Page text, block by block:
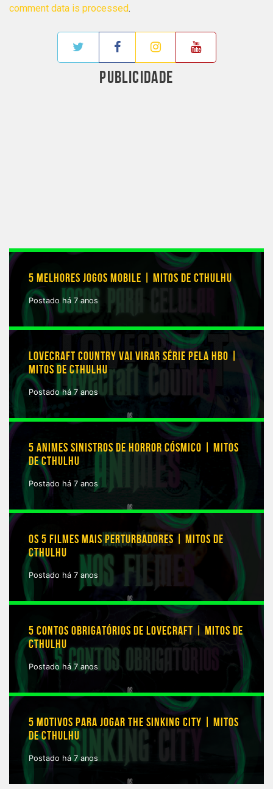
comment data is processed.
PUBLICIDADE
5 MELHORES JOGOS MOBILE | MITOS DE CTHULHU
Postado há 7 anos
LOVECRAFT COUNTRY VAI VIRAR SÉRIE PELA HBO |
MITOS DE CTHULHU
Postado há 7 anos
5 ANIMES SINISTROS DE HORROR CÓSMICO | MITOS
DE CTHULHU
Postado há 7 anos
OS 5 FILMES MAIS PERTURBADORES | MITOS DE
CTHULHU
Postado há 7 anos
5 CONTOS OBRIGATÓRIOS DE LOVECRAFT | MITOS DE
CTHULHU
Postado há 7 anos
5 MOTIVOS PARA JOGAR THE SINKING CITY | MITOS
DE CTHULHU
Postado há 7 anos